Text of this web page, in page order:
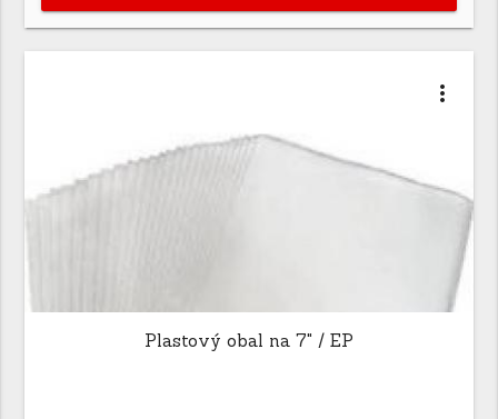
more_vert
Plastový obal na 7" / EP